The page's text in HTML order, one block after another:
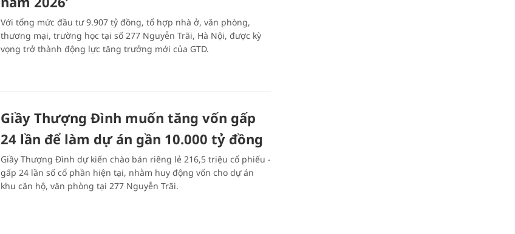
Với tổng mức đầu tư 9.907 tỷ đồng, tổ hợp nhà ở, văn phòng,
thương mại, trường học tại số 277 Nguyễn Trãi, Hà Nội, được kỳ
vọng trở thành động lực tăng trưởng mới của GTD.
Giầy Thượng Đình muốn tăng vốn gấp
24 lần để làm dự án gần 10.000 tỷ đồng
Giầy Thượng Đình dự kiến chào bán riêng lẻ 216,5 triệu cổ phiếu -
gấp 24 lần số cổ phần hiện tại, nhằm huy động vốn cho dự án
khu căn hộ, văn phòng tại 277 Nguyễn Trãi.